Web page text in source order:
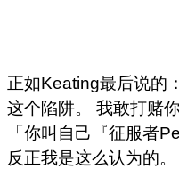
正如Keating最后说的
这个陷阱。 我敢打赌
「你叫自己『征服者
反正我是这么认为的。